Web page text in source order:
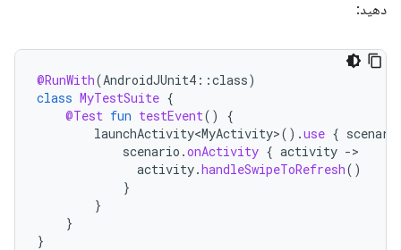
دهید:
@RunWith(AndroidJUnit4 ::class)
class MyTestSuite {
@Test fun testEvent()
{
launchActivity<MyActivity>().use {
scenario .onActivity { activity -
activity.handleSwipeToRefresh()
}
}
}
}